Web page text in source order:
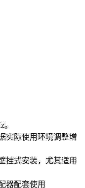
实际使用环境调整增
挂式安装，尤其适用
器配套使用